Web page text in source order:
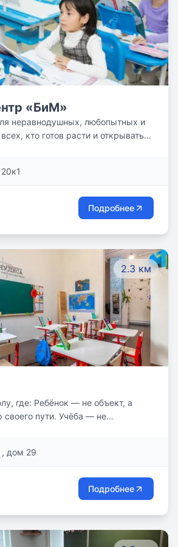
наши педагоги не только
знания, но и формируют в них
мотивацию к дальнейшему
«БиМ»
неравнодушных, любопытных и
кто готов расти и открывать
Подробнее
2.3 км
где: Ребёнок — не объект, а
своего пути. Учёба — не
, дом 29
Подробнее